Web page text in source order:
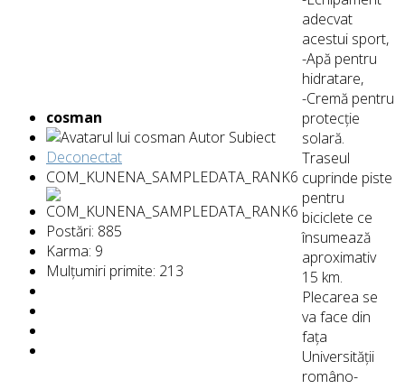
cosman
Autor Subiect
Deconectat
COM_KUNENA_SAMPLEDATA_RANK6
Postări: 885
Karma: 9
Mulțumiri primite: 213
adecvat
acestui sport,
-Apă pentru
hidratare,
-Cremă pentru
protecție
solară.
Traseul
cuprinde piste
pentru
biciclete ce
însumează
aproximativ
15 km.
Plecarea se
va face din
fața
Universității
româno-